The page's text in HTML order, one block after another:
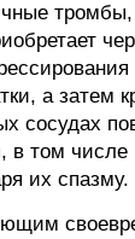
а затем
сосудах
том
их спазму.